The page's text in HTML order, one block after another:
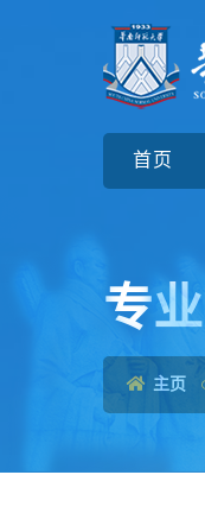
首页
专
主页